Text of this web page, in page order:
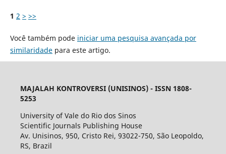
1 2 > >>
Você também pode iniciar uma pesquisa avançada por
similaridadepara este artigo.
MAJALAH KONTROVERSI (UNISINOS) - ISSN 1808-
5253
University of Vale do Rio dos Sinos
Scientific Journals Publishing House
Av. Unisinos, 950, Cristo Rei, 93022-750, São Leopoldo,
RS, Brazil